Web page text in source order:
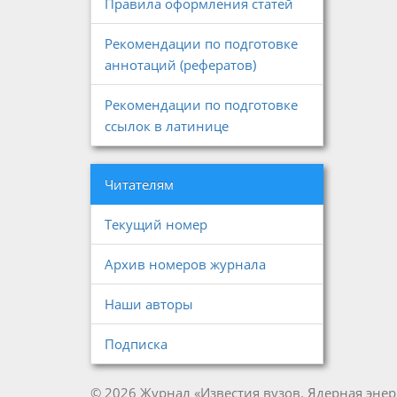
Правила оформления статей
Рекомендации по подготовке
аннотаций (рефератов)
Рекомендации по подготовке
ссылок в латинице
Читателям
Текущий номер
Архив номеров журнала
Наши авторы
Подписка
© 2026 Журнал «Известия вузов. Ядерная